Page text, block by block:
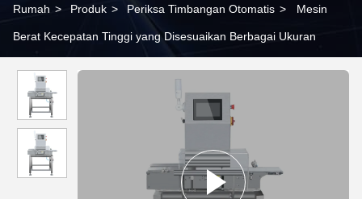
Rumah > Produk > Periksa Timbangan Otomatis > Mesin
Berat Kecepatan Tinggi yang Disesuaikan Berbagai Ukuran